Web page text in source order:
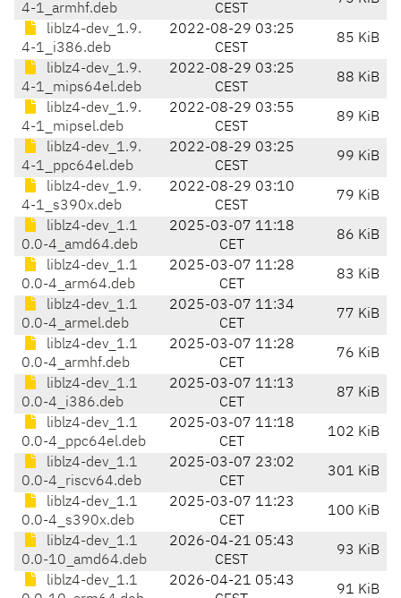
4-1_armhf.deb
CEST
liblz4-dev_1.9.
4-1_i386.deb
2022-08-29 03:25
CEST
85 KiB
liblz4-dev_1.9.
4-1_mips64el.deb
2022-08-29 03:25
CEST
88 KiB
liblz4-dev_1.9.
4-1_mipsel.deb
2022-08-29 03:55
CEST
89 KiB
liblz4-dev_1.9.
4-1_ppc64el.deb
2022-08-29 03:25
CEST
99 KiB
liblz4-dev_1.9.
4-1_s390x.deb
2022-08-29 03:10
CEST
79 KiB
liblz4-dev_1.1
0.0-4_amd64.deb
2025-03-07 11:18
CET
86 KiB
liblz4-dev_1.1
0.0-4_arm64.deb
2025-03-07 11:28
CET
83 KiB
liblz4-dev_1.1
0.0-4_armel.deb
2025-03-07 11:34
CET
77 KiB
liblz4-dev_1.1
0.0-4_armhf.deb
2025-03-07 11:28
CET
76 KiB
liblz4-dev_1.1
0.0-4_i386.deb
2025-03-07 11:13
CET
87 KiB
liblz4-dev_1.1
0.0-4_ppc64el.deb
2025-03-07 11:18
CET
102 KiB
liblz4-dev_1.1
0.0-4_riscv64.deb
2025-03-07 23:02
CET
301 KiB
liblz4-dev_1.1
0.0-4_s390x.deb
2025-03-07 11:23
CET
100 KiB
liblz4-dev_1.1
0.0-10_amd64.deb
2026-04-21 05:43
CEST
93 KiB
liblz4-dev_1.1
2026-04-21 05:43
91 KiB